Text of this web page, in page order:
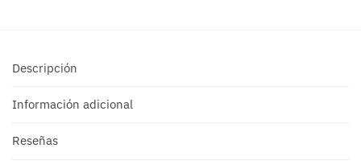
Descripción
Información adicional
Reseñas